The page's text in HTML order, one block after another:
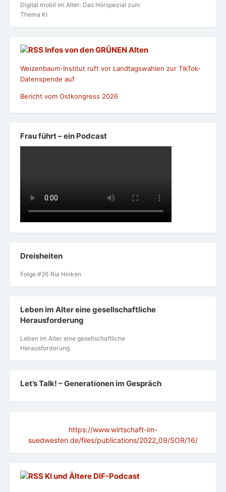
Digital mobil im Alter: Das Hörspezial zum
Thema KI
Infos von den GRÜNEN Alten
Weizenbaum-Institut ruft vor Landtagswahlen zur TikTok-
Datenspende auf
Bericht vom Ostkongress 2026
Frau führt – ein Podcast
Dreisheiten
Folge #26 Ria Hinken
Leben im Alter eine gesellschaftliche
Herausforderung
Leben im Alter eine gesellschaftliche
Herausforderung
Let’s Talk! – Generationen im Gespräch
https://www.wirtschaft-im-
suedwesten.de/files/publications/2022_09/SOR/16/
KI und Ältere DlF-Podcast